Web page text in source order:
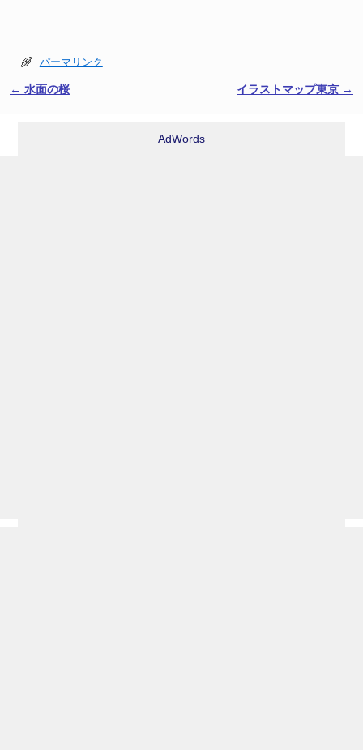
パーマリンク
投稿ナビゲーション
← 水面の桜 イラストマップ東京 →
AdWords‎